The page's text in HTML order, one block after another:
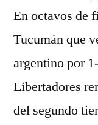
En octavos de
Tucumán que
argentino por
Libertadores
del segundo